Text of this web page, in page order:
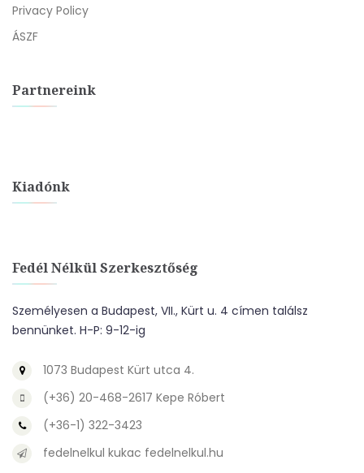
Privacy Policy
ÁSZF
Partnereink
Kiadónk
Fedél Nélkül Szerkesztőség
Személyesen a Budapest, VII., Kürt u. 4 címen találsz
bennünket. H-P: 9-12-ig
1073 Budapest Kürt utca 4.
(+36) 20-468-2617 Kepe Róbert
(+36-1) 322-3423
fedelnelkul kukac fedelnelkul.hu